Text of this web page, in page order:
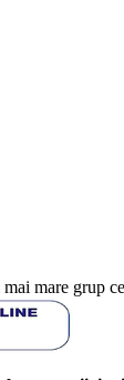
mai mare grup